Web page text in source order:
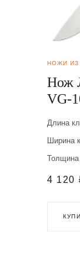
НОЖИ ИЗ
Нож
VG-
Длина
Ширина
Толщина
4 120